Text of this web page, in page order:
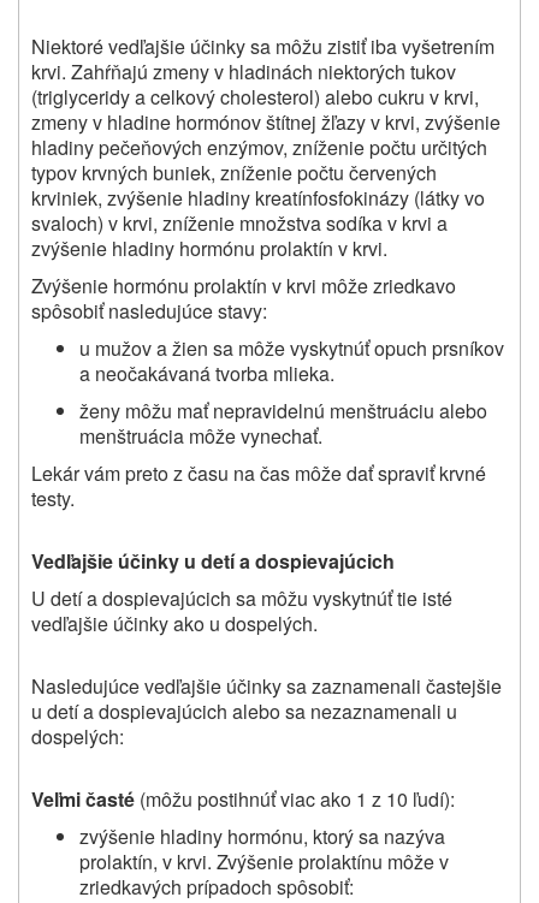
Niektoré vedľajšie účinky sa môžu zistiť iba vyšetrením
krvi. Zahŕňajú zmeny v hladinách niektorých tukov
(triglyceridy a celkový cholesterol) alebo cukru v krvi,
zmeny v hladine hormónov štítnej žľazy v krvi, zvýšenie
hladiny pečeňových enzýmov, zníženie počtu určitých
typov krvných buniek, zníženie počtu červených
krviniek, zvýšenie hladiny kreatínfosfokinázy (látky vo
svaloch) v krvi, zníženie množstva sodíka v krvi a
zvýšenie hladiny hormónu prolaktín v krvi.
Zvýšenie hormónu prolaktín v krvi môže zriedkavo
spôsobiť nasledujúce stavy:
u mužov a žien sa môže vyskytnúť opuch prsníkov
a neočakávaná tvorba mlieka.
ženy môžu mať nepravidelnú menštruáciu alebo
menštruácia môže vynechať.
Lekár vám preto z času na čas môže dať spraviť krvné
testy.
Vedľajšie účinky u detía dospievajúcich
U detí a dospievajúcich sa môžu vyskytnúť tie isté
vedľajšie účinky ako u dospelých.
Nasledujúce vedľajšie účinky sa zaznamenali častejšie
u detí a dospievajúcich alebo sa nezaznamenali u
dospelých:
Veľmi časté (môžu postihnúť viac ako 1 z 10 ľudí):
zvýšenie hladiny hormónu, ktorý sa nazýva
prolaktín, v krvi. Zvýšenie prolaktínu môže v
zriedkavých prípadoch spôsobiť: